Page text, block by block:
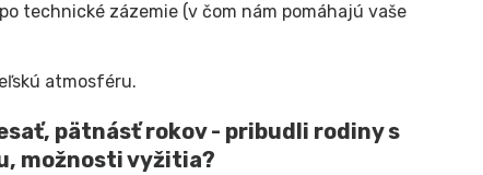
technické zázemie (v čom nám pomáhajú vaše
atmosféru.
pätnásť rokov - pribudli rodiny s
možnosti vyžitia?